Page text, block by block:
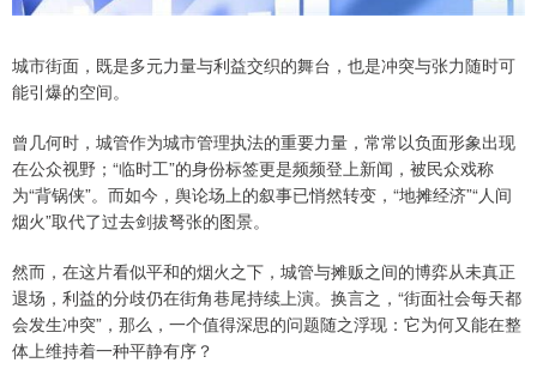
城市街面，既是多元力量与利益交织的舞台，也是冲突与张力随时可
能引爆的空间。
曾几何时，城管作为城市管理执法的重要力量，常常以负面形象出现
在公众视野；“临时工”的身份标签更是频频登上新闻，被民众戏称
为“背锅侠”。而如今，舆论场上的叙事已悄然转变，“地摊经济”“人间
烟火”取代了过去剑拔弩张的图景。
然而，在这片看似平和的烟火之下，城管与摊贩之间的博弈从未真正
退场，利益的分歧仍在街角巷尾持续上演。换言之，“街面社会每天都
会发生冲突”，那么，一个值得深思的问题随之浮现：它为何又能在整
体上维持着一种平静有序？